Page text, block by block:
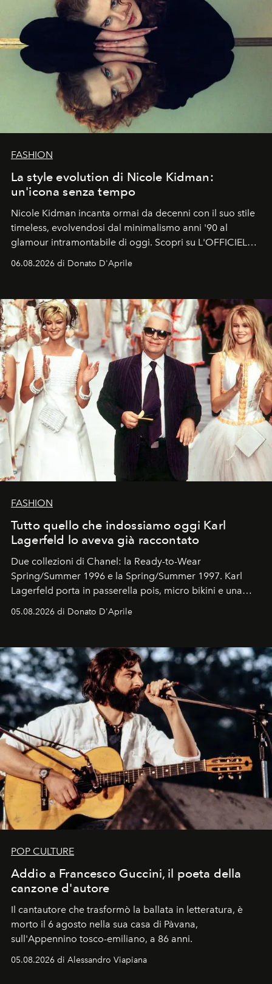
FASHION
La style evolution di Nicole Kidman:
un'icona senza tempo
Nicole Kidman incanta ormai da decenni con il suo stile
timeless, evolvendosi dal minimalismo anni '90 al
glamour intramontabile di oggi. Scopri su L'OFFICIEL
06.08.2026 di Donato D'Aprile
FASHION
Tutto quello che indossiamo oggi Karl
Lagerfeld lo aveva già raccontato
Due collezioni di Chanel: la Ready-to-Wear
Spring/Summer 1996 e la Spring/Summer 1997. Karl
Lagerfeld porta in passerella pois, micro bikini e una
Kate, Claudia e Carla una dietro l'altra. Trent'anni dopo,
uno dei documenti più contemporanei che abbiamo.
05.08.2026 di Donato D'Aprile
POP CULTURE
Addio a Francesco Guccini, il poeta della
canzone d'autore
Il cantautore che trasformò la ballata in letteratura, è
morto il 6 agosto nella sua casa di Pàvana,
sull'Appennino tosco-emiliano, a 86 anni.
05.08.2026 di Alessandro Viapiana